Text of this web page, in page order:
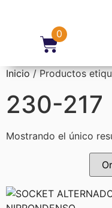
0
Inicio/ Productos
230-217
Mostrando el único